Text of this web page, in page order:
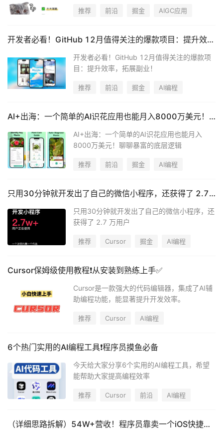
推荐 前沿 掘金 AIGC应用
开发者必看！GitHub 12月值得关注的爆款项目：提升效率，拓展副业！
开发者必看！GitHub 12月值得关注的爆款项
目：提升效率，拓展副业！
推荐 前沿 掘金 AI编程
AI+出海：一个简单的AI识花应用也能月入8000万美元！聊聊暴富的底层逻辑
AI+出海：一个简单的AI识花应用也能月入
8000万美元！聊聊暴富的底层逻辑
推荐 前沿 掘金 AI编程
只用30分钟就开发出了自己的微信小程序，还获得了 2.7 万用户
只用30分钟就开发出了自己的微信小程序，还
获得了 2.7 万用户
推荐 Cursor 掘金 AI编程
Cursor保姆级使用教程❗️从安装到熟练上手✅
Cursor是一款强大的代码编辑器，集成了AI辅
助编程功能，能显著提升开发效率。
推荐 Cursor AI编程
6个热门实用的AI编程工具❗️程序员摸鱼必备
今天给大家分享6个实用的AI编程工具，希望
能帮助大家提高编程效率
推荐 Cursor 前沿 AI编程
（详细思路拆解）54W+营收！程序员靠卖一个iOS快捷指令实现躺后收入，关键还无需维护